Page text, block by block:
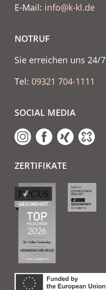
E-Mail: info@k-kl.de
NOTRUF
Sie erreichen uns 24/7
Tel: 09321 704-1111
SOCIAL MEDIA
ZERTIFIKATE